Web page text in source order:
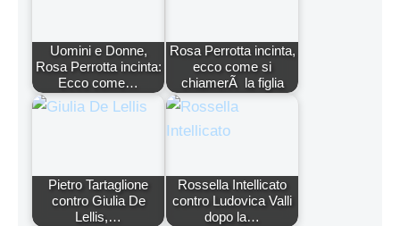
Uomini e Donne,
Rosa Perrotta incinta:
Ecco come…
Rosa Perrotta incinta,
ecco come si
chiamerÃ la figlia
Pietro Tartaglione
contro Giulia De
Lellis,…
Rossella Intellicato
contro Ludovica Valli
dopo la…